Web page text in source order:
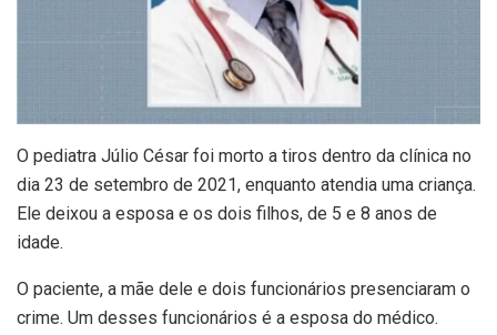
O pediatra Júlio César foi morto a tiros dentro da clínica no
dia 23 de setembro de 2021, enquanto atendia uma criança.
Ele deixou a esposa e os dois filhos, de 5 e 8 anos de
idade.
O paciente, a mãe dele e dois funcionários presenciaram o
crime. Um desses funcionários é a esposa do médico.